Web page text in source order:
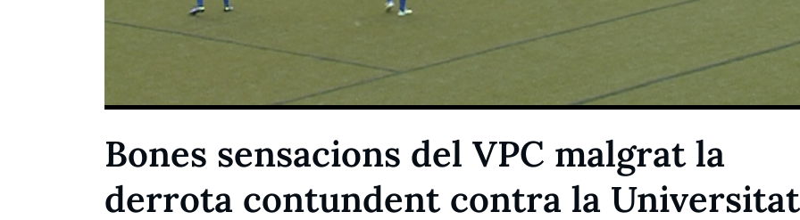
Bones sensacions del VPC malgrat la
derrota contundent contra la Universitat